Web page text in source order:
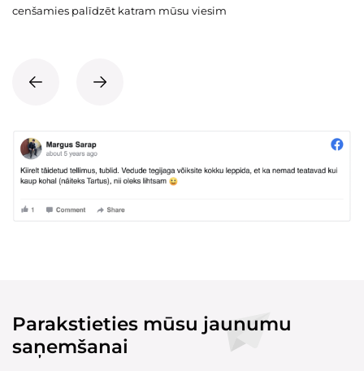
cenšamies palīdzēt katram mūsu viesim
Parakstieties mūsu jaunumu
saņemšanai